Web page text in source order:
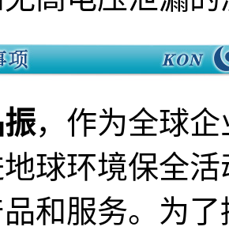
，作为全球
球环境保全
和服务。为